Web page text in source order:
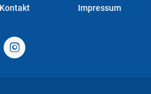
Kontakt Impressum